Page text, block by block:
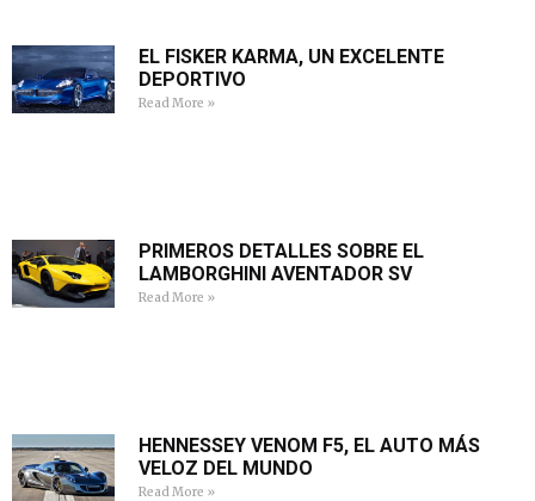
EL FISKER KARMA, UN EXCELENTE
DEPORTIVO
Read More »
PRIMEROS DETALLES SOBRE EL
LAMBORGHINI AVENTADOR SV
Read More »
HENNESSEY VENOM F5, EL AUTO MÁS
VELOZ DEL MUNDO
Read More »